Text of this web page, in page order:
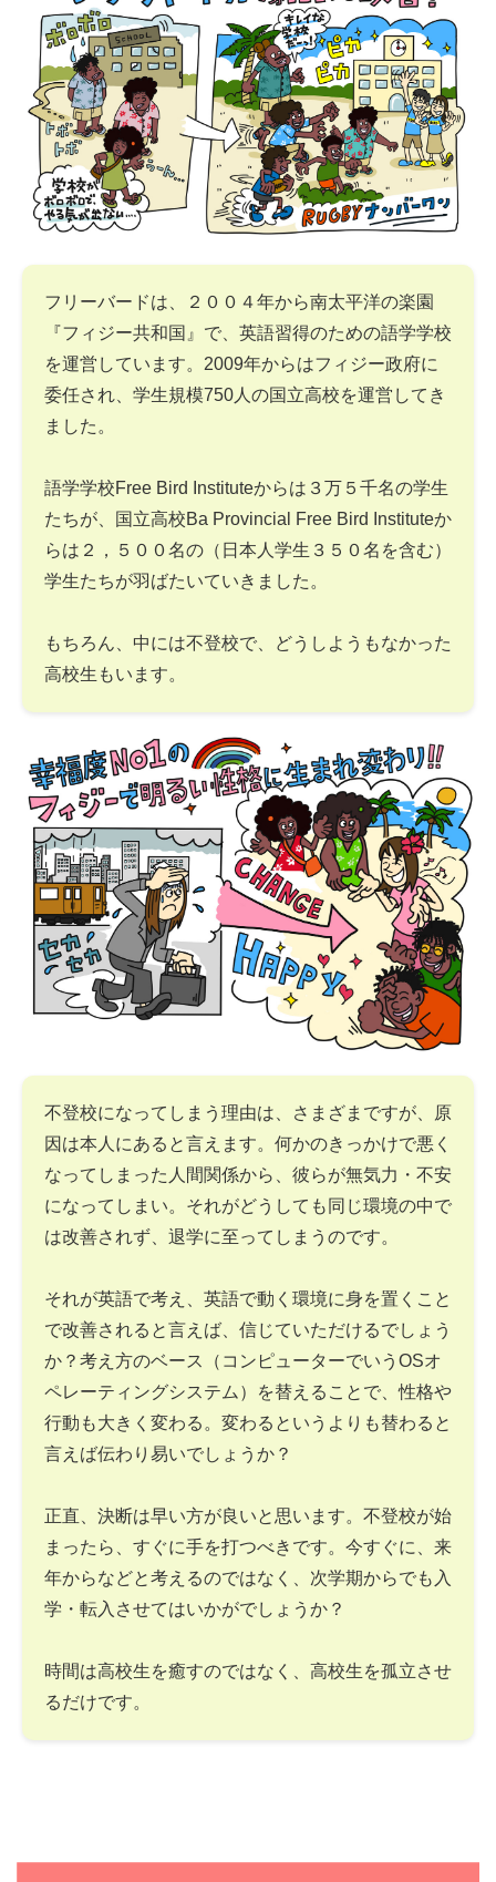
フリーバードは、２００４年から南太平洋の楽園
『フィジー共和国』で、英語習得のための語学学校
を運営しています。2009年からはフィジー政府に
委任され、学生規模750人の国立高校を運営してき
ました。
語学学校Free Bird Instituteからは３万５千名の学生
たちが、国立高校Ba Provincial Free Bird Instituteか
らは２，５００名の（日本人学生３５０名を含む）
学生たちが羽ばたいていきました。
もちろん、中には不登校で、どうしようもなかった
高校生もいます。
不登校になってしまう理由は、さまざまですが、原
因は本人にあると言えます。何かのきっかけで悪く
なってしまった人間関係から、彼らが無気力・不安
になってしまい。それがどうしても同じ環境の中で
は改善されず、退学に至ってしまうのです。
それが英語で考え、英語で動く環境に身を置くこと
で改善されると言えば、信じていただけるでしょう
か？考え方のベース（コンピューターでいうOSオ
ペレーティングシステム）を替えることで、性格や
行動も大きく変わる。変わるというよりも替わると
言えば伝わり易いでしょうか？
正直、決断は早い方が良いと思います。不登校が始
まったら、すぐに手を打つべきです。今すぐに、来
年からなどと考えるのではなく、次学期からでも入
学・転入させてはいかがでしょうか？
時間は高校生を癒すのではなく、高校生を孤立させ
るだけです。